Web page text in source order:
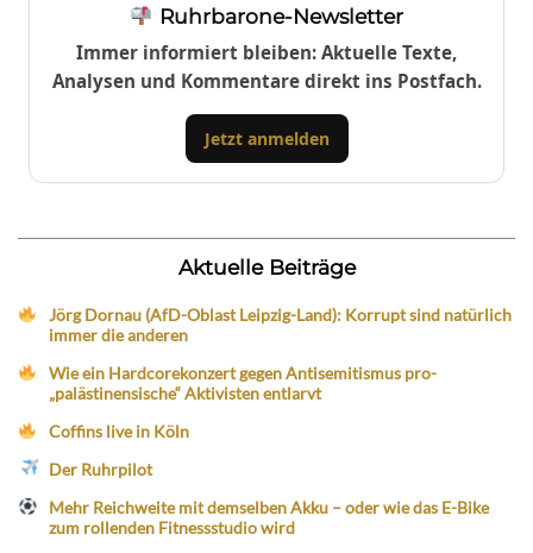
Ruhrbarone-Newsletter
Immer informiert bleiben: Aktuelle Texte,
Analysen und Kommentare direkt ins Postfach.
Jetzt anmelden
Aktuelle Beiträge
Jörg Dornau (AfD-Oblast Leipzig-Land): Korrupt sind natürlich
immer die anderen
Wie ein Hardcorekonzert gegen Antisemitismus pro-
„palästinensische“ Aktivisten entlarvt
Coffins live in Köln
Der Ruhrpilot
Mehr Reichweite mit demselben Akku – oder wie das E-Bike
zum rollenden Fitnessstudio wird